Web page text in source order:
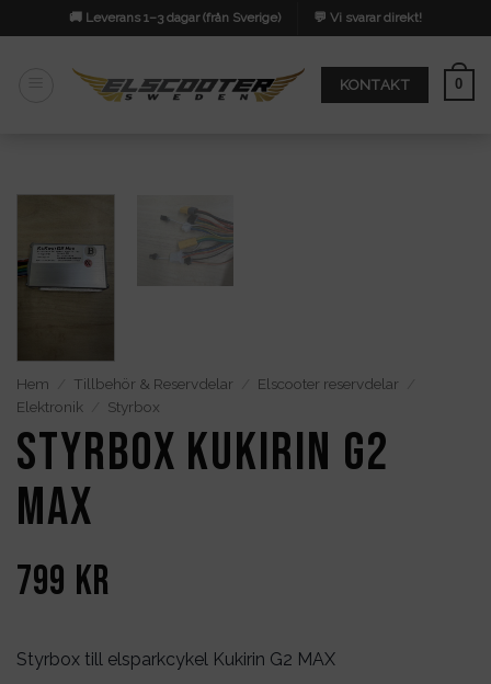
to
🚚 Leverans 1–3 dagar (från Sverige) 💬 Vi svarar direkt!
KONTAKT 0
Hem Tillbehör & Reservdelar Elscooter reservdelar
Elektronik
Styrbox
Styrbox Kukirin G2
MAX
799 kr
Styrbox till elsparkcykel Kukirin G2 MAX